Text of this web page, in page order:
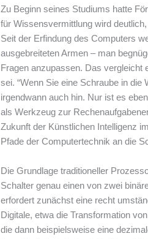
Zu Beginn seines Studiums hatte
für Wissensvermittlung wird
Seit der Erfindung des Computers
ausgebreiteten Armen – man
Fragen anzupassen. Das vergleicht
sei. “Wenn Sie eine Schraube in
irgendwann auch hin. Nur ist es
als Werkzeug zur
Zukunft der Künstlichen Intelligenz
Pfade der Computertechnik an die
Die Grundlage traditioneller
Schalter genau einen von zwei
erfordert zunächst eine recht
Digitale, etwa die Transformation
die dann beispielsweise eine